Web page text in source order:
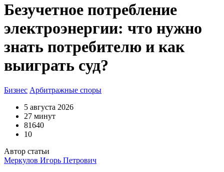
Безучетное потребление
электроэнергии: что нужно
знать потребителю и как
выиграть суд?
Бизнес Арбитражные споры
5 августа 2026
27 минут
81640
10
Автор статьи
Меркулов Игорь Петрович